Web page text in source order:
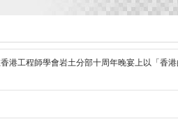
港工程師學會岩土分部十周年晚宴上以「香